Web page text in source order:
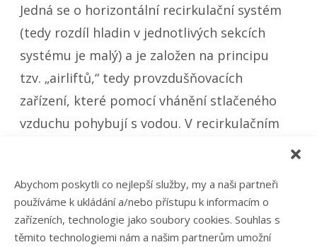
Abychom poskytli co nejlepší služby, my a naši partneři
používáme k ukládání a/nebo přístupu k informacím o
zařízeních, technologie jako soubory cookies. Souhlas s
těmito technologiemi nám a našim partnerům umožní
Jedná se o horizontální recirkulační systém
(tedy rozdíl hladin v jednotlivých sekcích
systému je malý) a je založen na principu
tzv. „airliftů,“ tedy provzdušňovacích
zařízení, které pomocí vhánění stlačeného
vzduchu pohybují s vodou. V recirkulačním
vzduch pomocí dmychadel. Vzduch zajišťuje
pohyb vody, výměny plynů a též pohyb
elementů v plovoucí části biofiltru, zajišťuje